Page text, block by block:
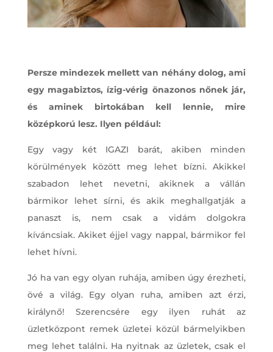
Persze mindezek mellett van néhány dolog, ami
egy magabiztos, ízig-vérig önazonos nőnek jár,
és aminek birtokában kell lennie, mire
középkorú lesz. Ilyen például:
Egy vagy két IGAZI barát, akiben minden
körülmények között meg lehet bízni. Akikkel
szabadon lehet nevetni, akiknek a vállán
bármikor lehet sírni, és akik meghallgatják a
panaszt is, nem csak a vidám dolgokra
kíváncsiak. Akiket éjjel vagy nappal, bármikor fel
lehet hívni.
Jó ha van egy olyan ruhája, amiben úgy érezheti,
övé a világ. Egy olyan ruha, amiben azt érzi,
királynő! Szerencsére egy ilyen ruhát az
üzletközpont remek üzletei közül bármelyikben
meg lehet találni. Ha nyitnak az üzletek, csak el